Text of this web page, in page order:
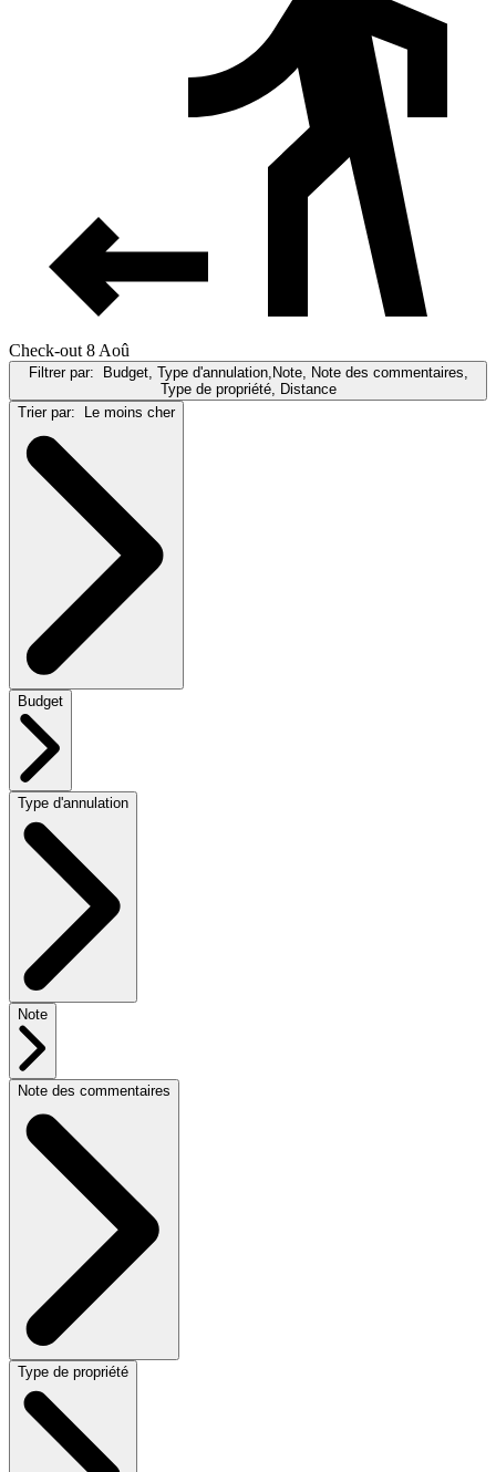
Check-out 8 Aoû
Filtrer par:
Budget, Type d'annulation,Note, Note des commentaires,
Type de propriété, Distance
Trier par:
Le moins cher
Budget
Type d'annulation
Note
Note des commentaires
Type de propriété